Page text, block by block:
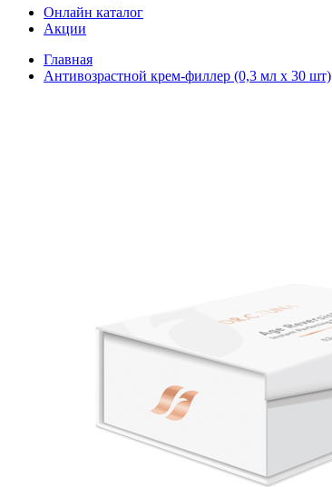
Онлайн каталог
Акции
Главная
Антивозрастной крем-филлер (0,3 мл х 30 шт)